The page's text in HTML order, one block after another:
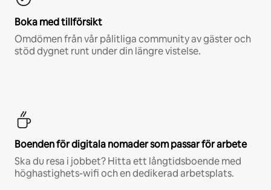
Boka med tillförsikt
Omdömen från vår pålitliga community av gäster och
stöd dygnet runt under din längre vistelse.
Boenden för digitala nomader som passar för arbete
Ska du resa i jobbet? Hitta ett långtidsboende med
höghastighets-wifi och en dedikerad arbetsplats.